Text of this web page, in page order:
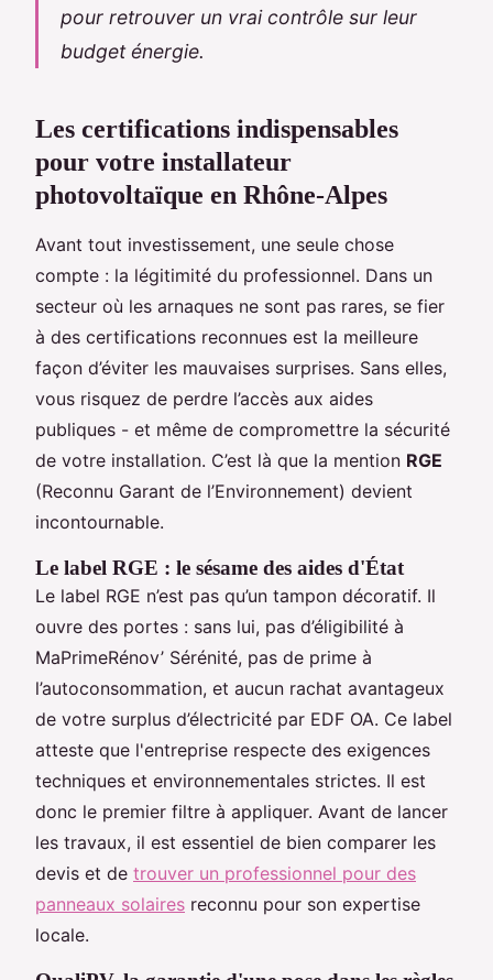
pour retrouver un vrai contrôle sur leur
budget énergie.
Les certifications indispensables
pour votre installateur
photovoltaïque en Rhône-Alpes
Avant tout investissement, une seule chose
compte : la légitimité du professionnel. Dans un
secteur où les arnaques ne sont pas rares, se fier
à des certifications reconnues est la meilleure
façon d’éviter les mauvaises surprises. Sans elles,
vous risquez de perdre l’accès aux aides
publiques - et même de compromettre la sécurité
de votre installation. C’est là que la mention RGE
(Reconnu Garant de l’Environnement) devient
incontournable.
Le label RGE : le sésame des aides d'État
Le label RGE n’est pas qu’un tampon décoratif. Il
ouvre des portes : sans lui, pas d’éligibilité à
MaPrimeRénov’ Sérénité, pas de prime à
l’autoconsommation, et aucun rachat avantageux
de votre surplus d’électricité par EDF OA. Ce label
atteste que l'entreprise respecte des exigences
techniques et environnementales strictes. Il est
donc le premier filtre à appliquer. Avant de lancer
les travaux, il est essentiel de bien comparer les
devis et de trouver un professionnel pour des
panneaux solaires reconnu pour son expertise
locale.